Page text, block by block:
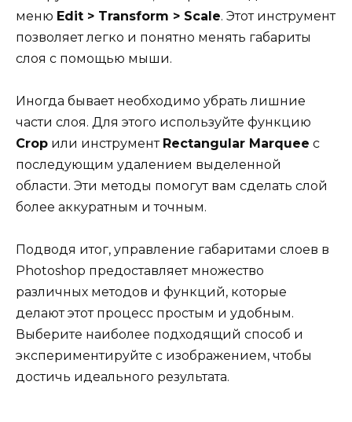
меню Edit > Transform > Scale. Этот инструмент
позволяет легко и понятно менять габариты
слоя с помощью мыши.
Иногда бывает необходимо убрать лишние
части слоя. Для этого используйте функцию
Crop или инструмент Rectangular Marquee с
последующим удалением выделенной
области. Эти методы помогут вам сделать слой
более аккуратным и точным.
Подводя итог, управление габаритами слоев в
Photoshop предоставляет множество
различных методов и функций, которые
делают этот процесс простым и удобным.
Выберите наиболее подходящий способ и
экспериментируйте с изображением, чтобы
достичь идеального результата.